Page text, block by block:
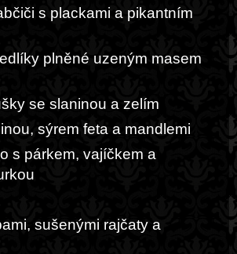
s plackami a pikantním
plněné uzeným masem
se slaninou a zelím
sýrem feta a mandlemi
s párkem, vajíčkem a
sušenými rajčaty a